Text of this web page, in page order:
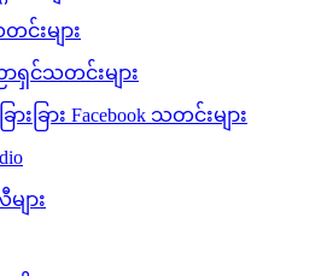
င်းများ
ရှင်သတင်းများ
းခြား Facebook သတင်းများ
ျား